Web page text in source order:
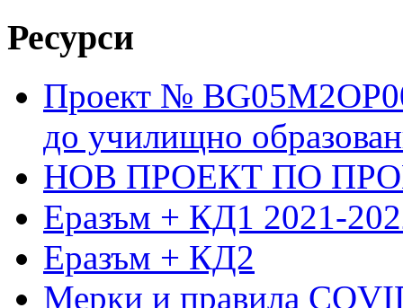
Ресурси
Проект №
до училищно
НОВ ПРОЕКТ ПО
Еразъм + КД1 2021-
Еразъм + КД2
Мерки и правила